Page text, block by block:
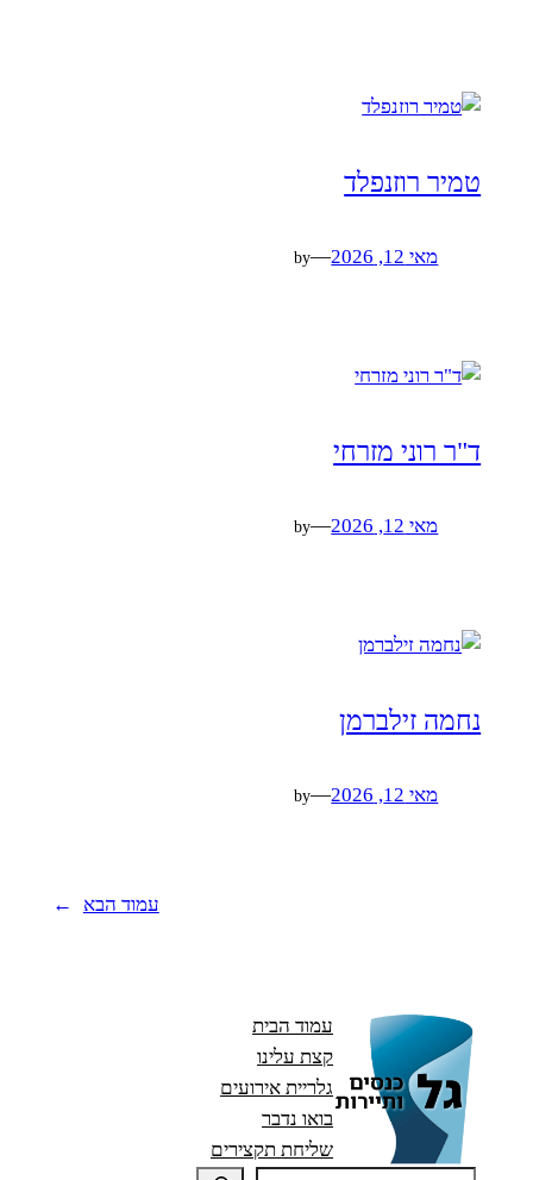
טמיר רוזנפלד
מאי 12, 2026 —
by
ד"ר רוני מזרחי
מאי 12, 2026 —
by
נחמה זילברמן
מאי 12, 2026 —
by
עמוד הבא →
עמוד הבית
קצת עלינו
גלריית אירועים
בואו נדבר
שליחת תקצירים